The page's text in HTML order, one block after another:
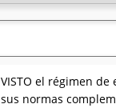
VISTO el régimen
sus normas